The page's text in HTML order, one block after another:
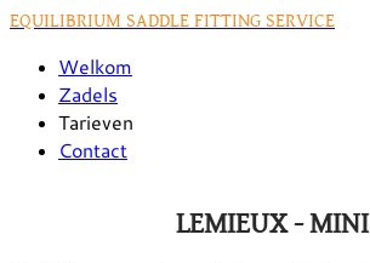
EQUILIBRIUM SADDLE FITTING SERVICE
Welkom
Zadels
Tarieven
Contact
LEMIEUX - MINI